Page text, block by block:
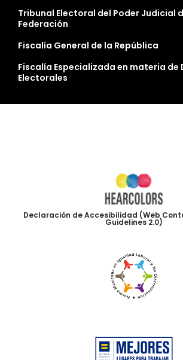
Tribunal Electoral del Poder Judicial
Federación
Fiscalía General de la República
Fiscalía Especializada en materia de
Electorales
Declaración de Accesibilidad (Web
Guidelines 2.0)